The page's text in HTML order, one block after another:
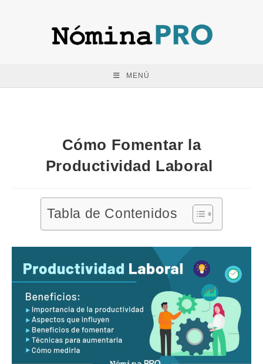
MENÚ
Cómo Fomentar la
Productividad Laboral
Tabla de Contenidos